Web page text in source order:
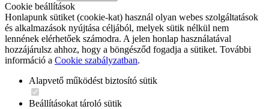
Cookie beállítások
Honlapunk sütiket (cookie-kat) használ olyan webes szolgáltatások
és alkalmazások nyújtása céljából, melyek sütik nélkül nem
lennének elérhetőek számodra. A jelen honlap használatával
hozzájárulsz ahhoz, hogy a böngésződ fogadja a sütiket. További
információ a Cookie szabályzatban.
Alapvető működést biztosító sütik
Beállításokat tároló sütik